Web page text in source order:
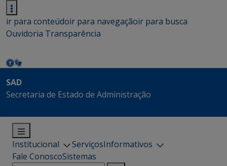
ir para conteúdoir para navegaçãoir para busca
Ouvidoria Transparência
SAD
Secretaria de Estado de Administração
Institucional ServiçosInformativos
Fale ConoscoSistemas